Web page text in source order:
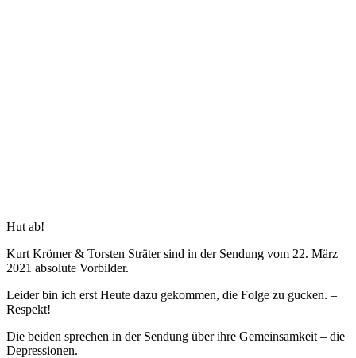
Hut ab!
Kurt Krömer & Torsten Sträter sind in der Sendung vom 22. März
2021 absolute Vorbilder.
Leider bin ich erst Heute dazu gekommen, die Folge zu gucken. –
Respekt!
Die beiden sprechen in der Sendung über ihre Gemeinsamkeit – die
Depressionen.